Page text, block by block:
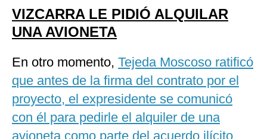
VIZCARRA LE PIDIÓ ALQUILAR
UNA AVIONETA
En otro momento, Tejeda Moscoso ratificó
que antes de la firma del contrato por el
proyecto, el expresidente se comunicó
con él para pedirle el alquiler de una
avioneta como parte del acuerdo ilícito.